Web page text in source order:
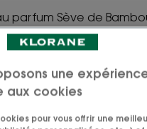
parfum Sève de
film protecteur sur la
son hydratation.
ressourçant
une
aux cookies
pour vous offrir une